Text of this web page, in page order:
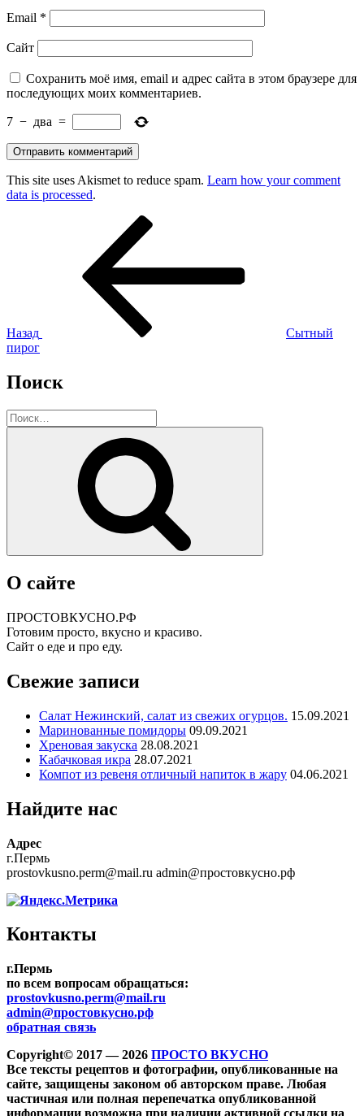
Email *
Сайт
Сохранить моё имя, email и адрес сайта в этом браузере для
последующих моих комментариев.
7 − два =
This site uses Akismet to reduce spam. Learn how your comment
data is processed.
Назад
Сытный
пирог
Поиск
Искать:
О сайте
ПРОСТОВКУСНО.РФ
Готовим просто, вкусно и красиво.
Сайт о еде и про еду.
Свежие записи
Салат Нежинский, салат из свежих огурцов. 15.09.2021
Маринованные помидоры 09.09.2021
Хреновая закуска 28.08.2021
Кабачковая икра 28.07.2021
Компот из ревеня отличный напиток в жару 04.06.2021
Найдите нас
Адрес
г.Пермь
prostovkusno.perm@mail.ru admin@простовкусно.рф
Контакты
г.Пермь
по всем вопросам обращаться:
prostovkusno.perm@mail.ru
admin@простовкусно.рф
обратная связь
Copyright© 2017 — 2026 ПРОСТО ВКУСНО
Все тексты рецептов и фотографии, опубликованные на
сайте, защищены законом об авторском праве. Любая
частичная или полная перепечатка опубликованной